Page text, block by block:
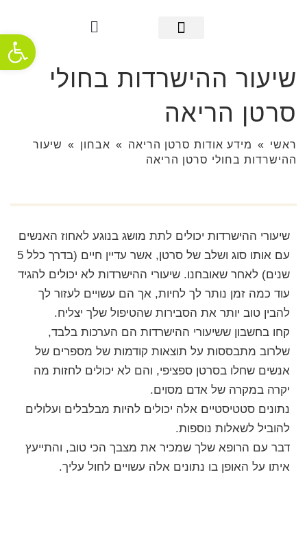
שיעור ההישרדות בחולי
סרטן הריאה
ראשי » מידע אודות סרטן הריאה » אבחון » שיעור
ההישרדות בחולי סרטן הריאה
שיעורי ההישרדות יכולים לתת מושג בנוגע לאחוז האנשים
עם אותו סוג ושלב של סרטן, אשר עדיין חיים (בדרך כלל 5
שנים) לאחר שאובחנו. שיעורי ההישרדות לא יכולים להגיד
עוד כמה זמן נותר לך לחיות, אך הם עשויים לעזור לך
להבין טוב יותר את הסבירות שהטיפול שלך יצליח.
קחו בחשבון ששיעורי ההישרדות הם הערכות בלבד,
שלרוב מתבססות על תוצאות קודמות של מספרים של
אנשים שחלו בסרטן ספציפי, והם לא יכולים לחזות מה
יקרה במקרה של אדם מסוים.
נתונים סטטיסטיים אלה יכולים להיות מבלבלים ועלולים
להוביל לשאלות נוספות.
דבר עם הרופא שלך שמכיר את מצבך הכי טוב, והתייעץ
איתו על האופן בו נתונים אלה עשויים לחול עליך.
פתח